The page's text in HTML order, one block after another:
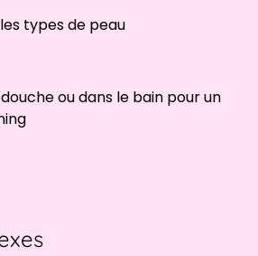
types de peau
ou dans le bain pour un